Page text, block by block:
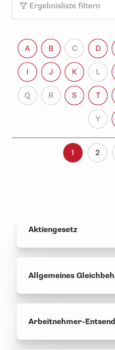
Ergebnisliste filtern
A B C D
I J K L
Q R S T
Y
1 2
Aktiengesetz
Allgemeines
Arbeitnehmer-